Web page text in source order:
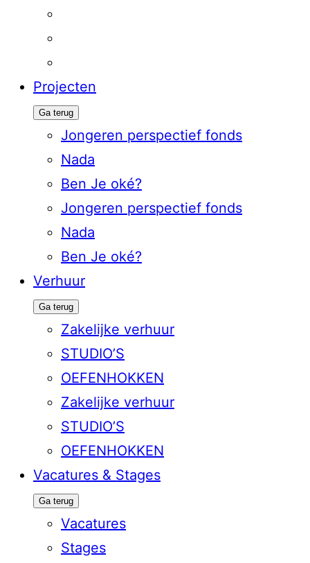
Projecten
Ga terug
Jongeren perspectief fonds
Nada
Ben Je oké?
Jongeren perspectief fonds
Nada
Ben Je oké?
Verhuur
Ga terug
Zakelijke verhuur
STUDIO’S
OEFENHOKKEN
Zakelijke verhuur
STUDIO’S
OEFENHOKKEN
Vacatures & Stages
Ga terug
Vacatures
Stages